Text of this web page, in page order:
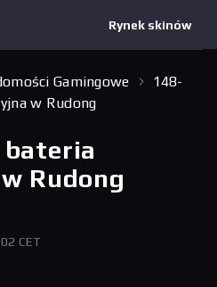
Rynek skinów
Gamingowe
148-
w Rudong
bateria
Rudong
CET